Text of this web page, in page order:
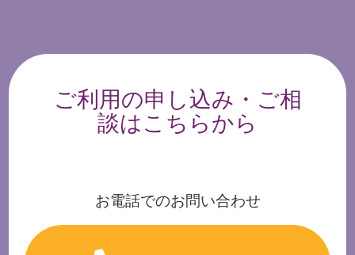
ご利用の申し込み・ご相
談はこちらから
お電話でのお問い合わせ